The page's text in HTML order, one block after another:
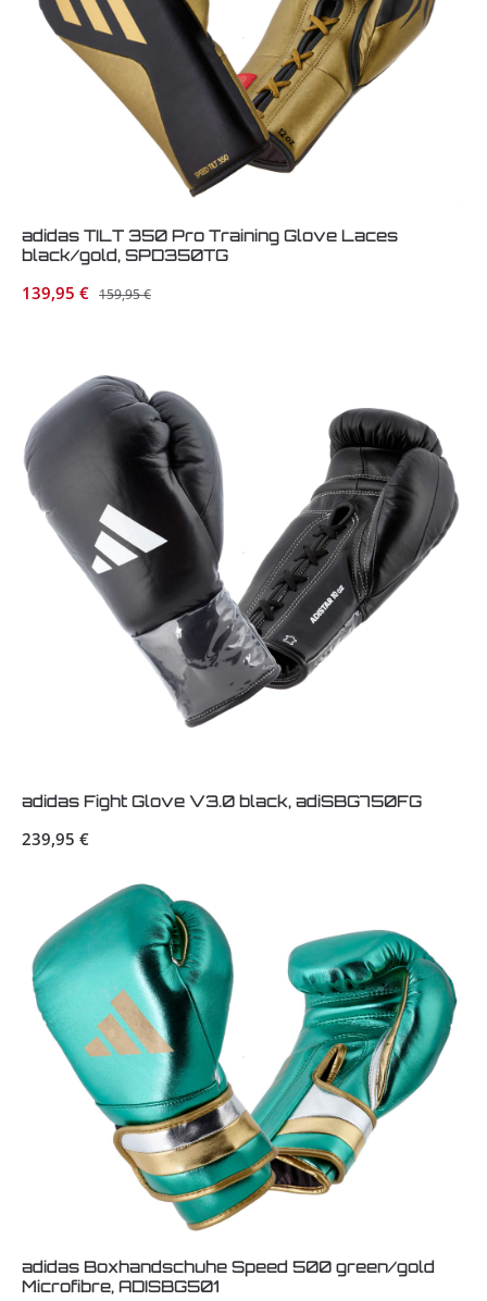
adidas TILT 350 Pro Training Glove Laces
black/gold, SPD350TG
Verkaufspreis:
139,95 € Regulärer Preis:
159,95 €
adidas Fight Glove V3.0 black, adiSBG750FG
Regulärer Preis:
239,95 €
adidas Boxhandschuhe Speed 500 green/gold
Microfibre, ADISBG501